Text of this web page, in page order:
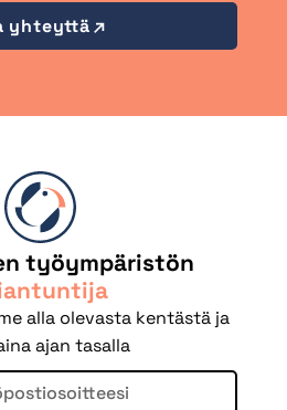
yhteyttä
työympäristön
alla olevasta kentästä ja
ajan tasalla